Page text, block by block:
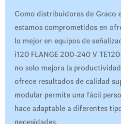
Como distribuidores de Graco
estamos comprometidos en
lo mejor en equipos de
i120 FLANGE 200-240 V
no solo mejora la
ofrece resultados de calidad
modular permite una fácil
hace adaptable a diferentes
necesidades.